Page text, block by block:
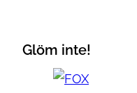
Glöm inte!